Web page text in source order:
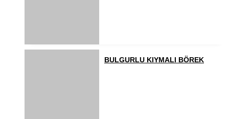
BULGURLU KIYMALI BÖREK